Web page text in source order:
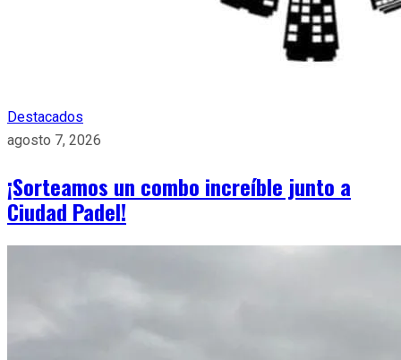
Destacados
agosto 7, 2026
¡Sorteamos un combo increíble junto a
Ciudad Padel!